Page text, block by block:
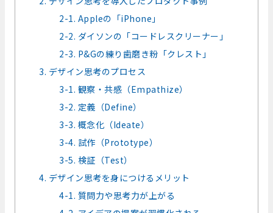
2-1. Appleの「iPhone」
2-2. ダイソンの「コードレスクリーナー」
2-3. P&Gの練り歯磨き粉「クレスト」
3. デザイン思考のプロセス
3-1. 観察・共感（Empathize）
3-2. 定義（Define）
3-3. 概念化（Ideate）
3-4. 試作（Prototype）
3-5. 検証（Test）
4. デザイン思考を身につけるメリット
4-1. 質問力や思考力が上がる